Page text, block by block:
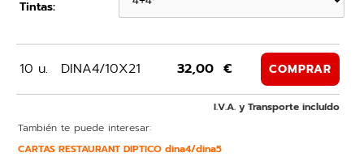
Tintas:
10 u. DINA4/10X21 32,00 € COMPRAR
I.V.A. y Transporte incluído
También te puede interesar:
CARTAS RESTAURANT DIPTICO dina4/dina5